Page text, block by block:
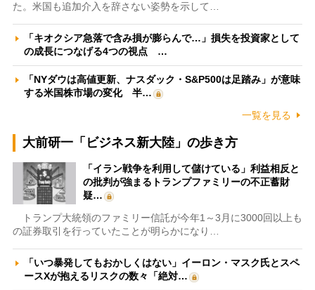
た。米国も追加介入を辞さない姿勢を示して…
「キオクシア急落で含み損が膨らんで…」損失を投資家として
の成長につなげる4つの視点 …
「NYダウは高値更新、ナスダック・S&P500は足踏み」が意味
する米国株市場の変化 半…
一覧を見る
大前研一「ビジネス新大陸」の歩き方
「イラン戦争を利用して儲けている」利益相反と
の批判が強まるトランプファミリーの不正蓄財
疑…
トランプ大統領のファミリー信託が今年1～3月に3000回以上も
の証券取引を行っていたことが明らかになり…
「いつ暴発してもおかしくはない」イーロン・マスク氏とスペ
ースXが抱えるリスクの数々「絶対…